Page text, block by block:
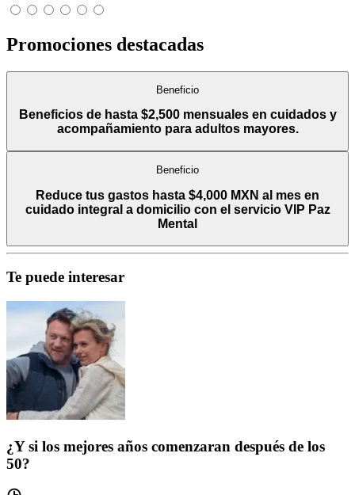
Promociones destacadas
Beneficio
Beneficios de hasta $2,500 mensuales en cuidados y
acompañamiento para adultos mayores.
Beneficio
Reduce tus gastos hasta $4,000 MXN al mes en
cuidado integral a domicilio con el servicio VIP Paz
Mental
Te puede interesar
¿Y si los mejores años comenzaran después de los
50?